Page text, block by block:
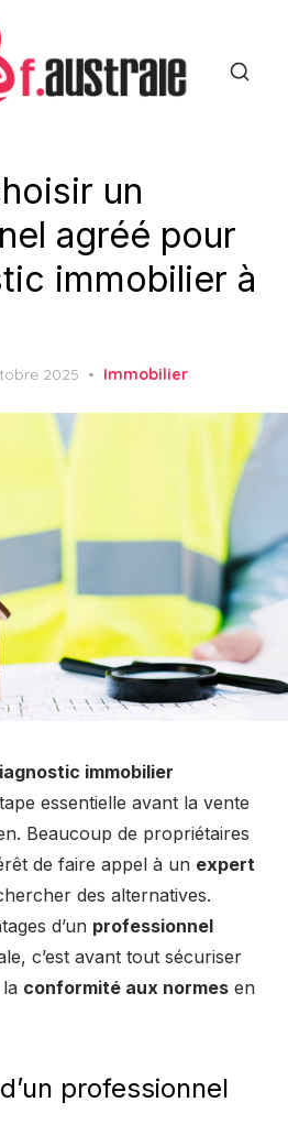
un
agréé pour
immobilier à
2025 Immobilier
immobilier
essentielle avant la vente
Beaucoup de propriétaires
de faire appel à un expert
des alternatives.
d’un professionnel
c’est avant tout sécuriser
conformité aux normes en
professionnel